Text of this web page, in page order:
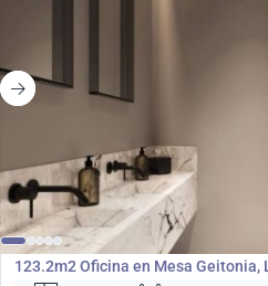
€698 000
Oficina
123.2m2 Oficina en Mesa Geitonia,